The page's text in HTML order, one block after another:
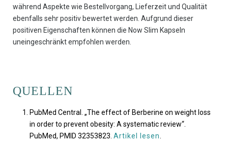
während Aspekte wie Bestellvorgang, Lieferzeit und Qualität
ebenfalls sehr positiv bewertet werden. Aufgrund dieser
positiven Eigenschaften können die Now Slim Kapseln
uneingeschränkt empfohlen werden.
QUELLEN
PubMed Central. „The effect of Berberine on weight loss
in order to prevent obesity: A systematic review“.
PubMed, PMID 32353823. Artikel lesen.